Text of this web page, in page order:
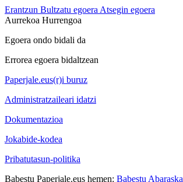
Erantzun Bultzatu egoera Atsegin egoera
Aurrekoa Hurrengoa
Egoera ondo bidali da
Errorea egoera bidaltzean
Paperjale.eus(r)i buruz
Administratzaileari idatzi
Dokumentazioa
Jokabide-kodea
Pribatutasun-politika
Babestu Paperjale.eus hemen: Babestu Abaraska